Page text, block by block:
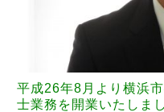
平成26年8月より横浜
士業務を開業いたしま